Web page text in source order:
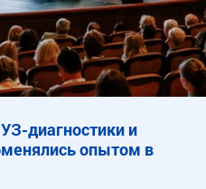
диагностики и
опытом в